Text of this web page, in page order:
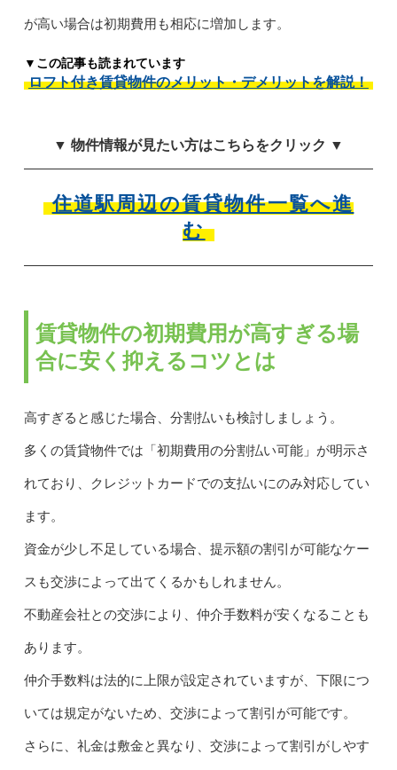
が高い場合は初期費用も相応に増加します。
▼この記事も読まれています
ロフト付き賃貸物件のメリット・デメリットを解説！
▼ 物件情報が見たい方はこちらをクリック ▼
住道駅周辺の賃貸物件一覧へ進
む
賃貸物件の初期費用が高すぎる場
合に安く抑えるコツとは
高すぎると感じた場合、分割払いも検討しましょう。
多くの賃貸物件では「初期費用の分割払い可能」が明示さ
れており、クレジットカードでの支払いにのみ対応してい
ます。
資金が少し不足している場合、提示額の割引が可能なケー
スも交渉によって出てくるかもしれません。
不動産会社との交渉により、仲介手数料が安くなることも
あります。
仲介手数料は法的に上限が設定されていますが、下限につ
いては規定がないため、交渉によって割引が可能です。
さらに、礼金は敷金と異なり、交渉によって割引がしやす